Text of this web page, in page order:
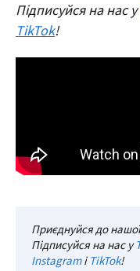
Підписуйся на нас у
TikTok!
Приєднуйся до
Підписуйся на нас у
InstagramіTikTok!